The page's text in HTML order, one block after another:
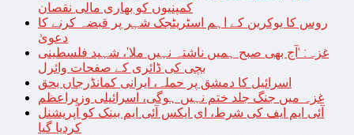
کمپنیوں کو بھاری مالی نقصان
روس کا یوکرین کے اہم اسٹریٹجک شہر پر قبضہ کرنے کا
دعویٰ
غزہ: ‘آج بھی صبح ہمیں ناشتہ نہیں ملا’، شہید فلسطینی
بچی کی ڈائری کے صفحات وائرل
اسرائیل کا دمشق پر حملہ، ایرانی کمانڈرجاں بحق
غزہ میں جنگ جلد ختم نہیں ہوگی، اسرائیلی وزیراعظم
آئی ایم ایف کی شرط، ای ایکس آئی ایم بینک کو آپریشنل
کردیا گیا